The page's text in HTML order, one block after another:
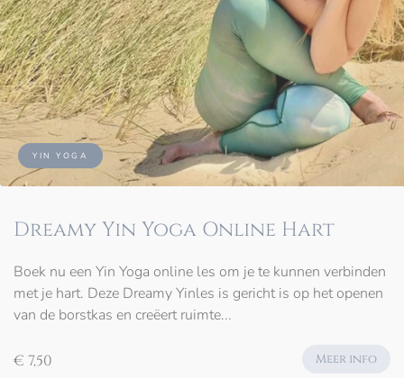
YIN YOGA
Dreamy Yin Yoga Online Hart
Boek nu een Yin Yoga online les om je te kunnen verbinden
met je hart. Deze Dreamy Yinles is gericht is op het openen
van de borstkas en creëert ruimte...
€ 7,50 Meer info